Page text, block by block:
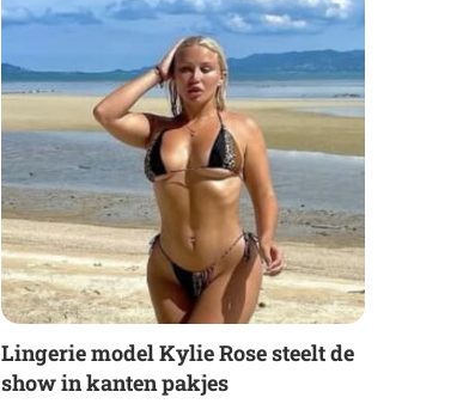
Lingerie model Kylie Rose steelt de
show in kanten pakjes